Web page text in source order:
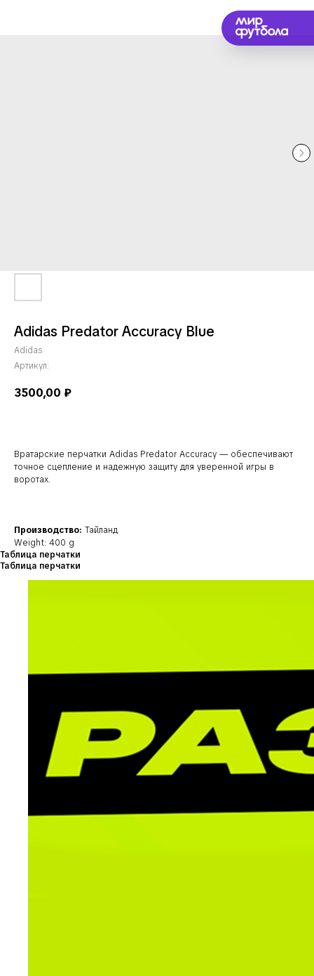
Adidas Predator Accuracy Blue
Adidas
Артикул:
3500,00 ₽
Вратарские перчатки Adidas Predator Accuracy — обеспечивают
точное сцепление и надежную защиту для уверенной игры в
воротах.
Производство: Тайланд
Weight: 400 g
Таблица перчатки
Таблица перчатки